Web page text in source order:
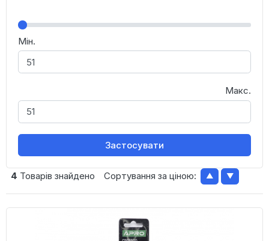
Мін.
Макс.
Застосувати
4 Товарів знайдено Сортування за ціною: ▲ ▼